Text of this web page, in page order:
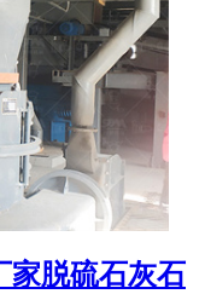
家脱硫石灰石